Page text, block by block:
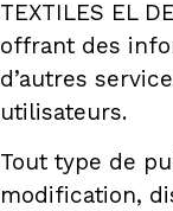
TEXTILES EL
offrant des
d’autres
utilisateurs.
Tout type de
modification,